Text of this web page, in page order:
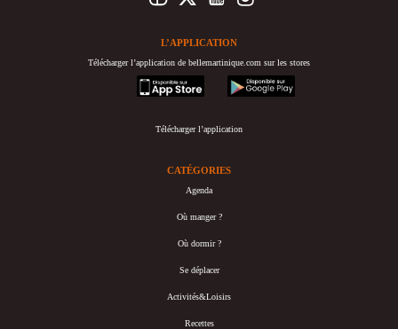
L’APPLICATION
Télécharger l’application de bellemartinique.com sur les stores
appstore
googleplay
Télécharger l’application
CATÉGORIES
Agenda
Où manger ?
Où dormir ?
Se déplacer
Activités&Loisirs
Recettes